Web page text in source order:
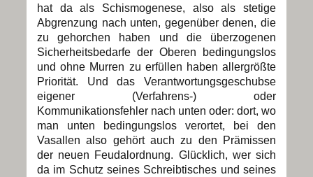
hat da als Schismogenese, also als stetige
Abgrenzung nach unten, gegenüber denen, die
zu gehorchen haben und die überzogenen
Sicherheitsbedarfe der Oberen bedingungslos
und ohne Murren zu erfüllen haben allergrößte
Priorität. Und das Verantwortungsgeschubse
eigener (Verfahrens-) oder
Kommunikationsfehler nach unten oder: dort, wo
man unten bedingungslos verortet, bei den
Vasallen also gehört auch zu den Prämissen
der neuen Feudalordnung. Glücklich, wer sich
da im Schutz seines Schreibtisches und seines